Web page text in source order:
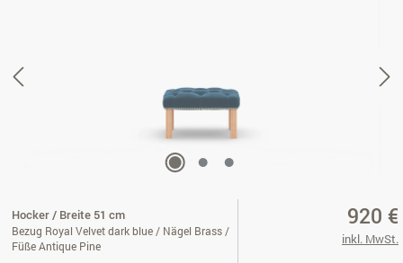
Hocker / Breite 51 cm
Bezug Royal Velvet dark blue / Nägel Brass /
Füße Antique Pine
920 €
inkl. MwSt.